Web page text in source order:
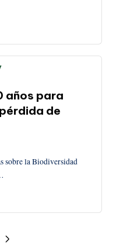
años para
de
sobre la Biodiversidad